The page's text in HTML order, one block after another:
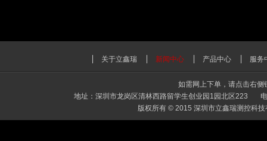
关于立鑫瑞 新闻中心 产品中心 服务
如需网上下单，请点击右
地址：深圳市龙岗区清林西路留学生创业园1园北区
版权所有 © 2015 深圳市立鑫瑞测控